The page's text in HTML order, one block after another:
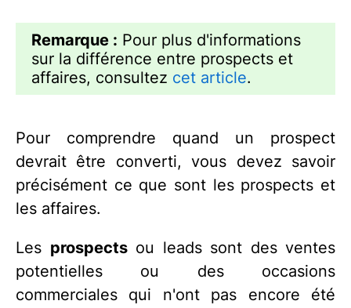
Remarque : Pour plus d'informations
sur la différence entre prospects et
affaires, consultez cet article.
Pour comprendre quand un prospect
devrait être converti, vous devez savoir
précisément ce que sont les prospects et
les affaires.
Les prospectsou leads sont des ventes
potentielles ou des occasions
commerciales qui n'ont pas encore été